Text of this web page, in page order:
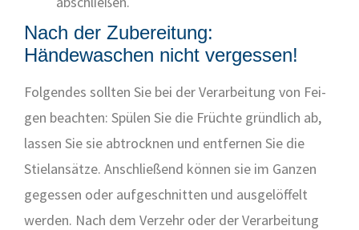
Nach der Zubereitung:
Händewaschen nicht vergessen!
Fol­gen­des soll­ten Sie bei der Ver­ar­bei­tung von Fei­
gen beach­ten: Spü­len Sie die Früch­te gründ­lich ab,
las­sen Sie sie abtrock­nen und ent­fer­nen Sie die
Stiel­an­sät­ze. Anschlie­ßend kön­nen sie im Gan­zen
geges­sen oder auf­ge­schnit­ten und aus­ge­löf­felt
wer­den. Nach dem Ver­zehr oder der Ver­ar­bei­tung